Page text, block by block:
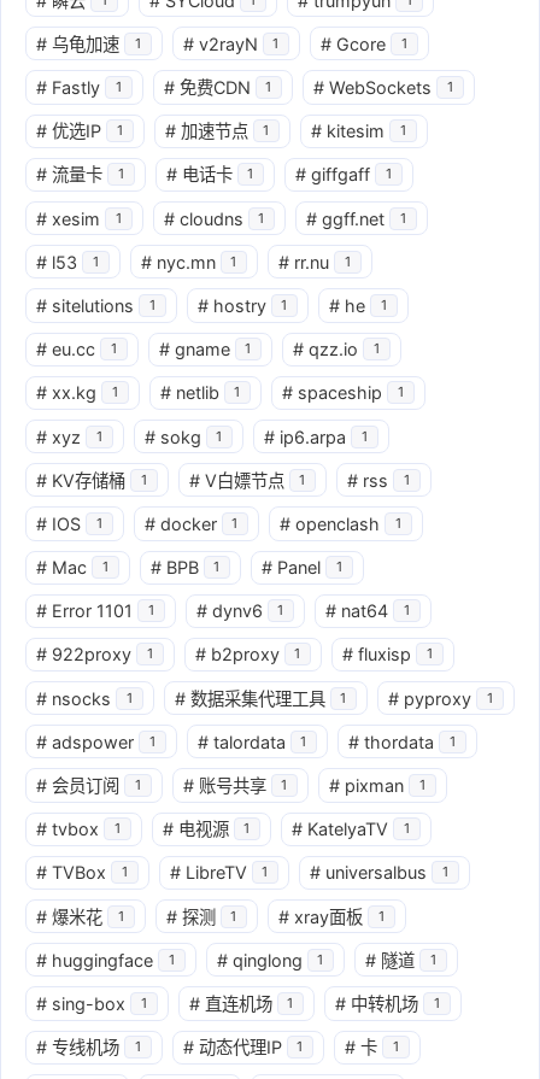
# 乌龟加速 1 # v2rayN 1 # Gcore 1
# Fastly 1 # 免费CDN 1 # WebSockets 1
# 优选IP 1 # 加速节点 1 # kitesim 1
# 流量卡 1 # 电话卡 1 # giffgaff 1
# xesim 1 # cloudns 1 # ggff.net 1
# l53 1 # nyc.mn 1 # rr.nu 1
# sitelutions 1 # hostry 1 # he 1
# eu.cc 1 # gname 1 # qzz.io 1
# xx.kg 1 # netlib 1 # spaceship 1
# xyz 1 # sokg 1 # ip6.arpa 1
# KV存储桶 1 # V白嫖节点 1 # rss 1
# IOS 1 # docker 1 # openclash 1
# Mac 1 # BPB 1 # Panel 1
# Error 1101 1 # dynv6 1 # nat64 1
# 922proxy 1 # b2proxy 1 # fluxisp 1
# nsocks 1 # 数据采集代理工具 1 # pyproxy 1
# adspower 1 # talordata 1 # thordata 1
# 会员订阅 1 # 账号共享 1 # pixman 1
# tvbox 1 # 电视源 1 # KatelyaTV 1
# TVBox 1 # LibreTV 1 # universalbus 1
# 爆米花 1 # 探测 1 # xray面板 1
# huggingface 1 # qinglong 1 # 隧道 1
# sing-box 1 # 直连机场 1 # 中转机场 1
# 专线机场 1 # 动态代理IP 1 # 卡 1